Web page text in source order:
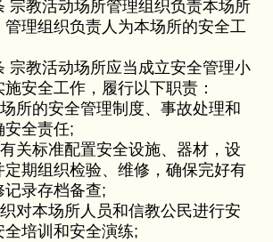
教活动场所管理组织负责本场所
理组织负责人为本场所的安全工
教活动场所应当成立安全管理小
安全工作，履行以下职责：
的安全管理制度、事故处理和
安全责任;
标准配置安全设施、器材，设
定期组织检验、维修，确保完好有
录存档备查;
本场所人员和信教公民进行安
培训和安全演练;